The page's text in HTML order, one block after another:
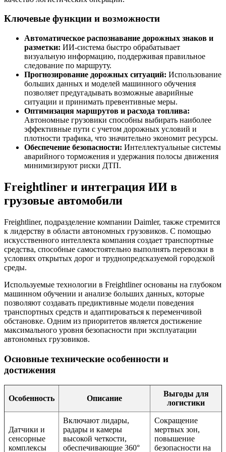
Ключевые функции и возможности
Автоматическое распознавание дорожных знаков и
разметки: ИИ-система быстро обрабатывает
визуальную информацию, поддерживая правильное
следование по маршруту.
Прогнозирование дорожных ситуаций: Использование
больших данных и моделей машинного обучения
позволяет предугадывать возможные аварийные
ситуации и принимать превентивные меры.
Оптимизация маршрутов и расхода топлива:
Автономные грузовики способны выбирать наиболее
эффективные пути с учетом дорожных условий и
плотности трафика, что значительно экономит ресурсы.
Обеспечение безопасности: Интеллектуальные системы
аварийного торможения и удержания полосы движения
минимизируют риски ДТП.
Freightliner и интеграция ИИ в
грузовые автомобили
Freightliner, подразделение компании Daimler, также стремится
к лидерству в области автономных грузовиков. С помощью
искусственного интеллекта компания создает транспортные
средства, способные самостоятельно выполнять перевозки в
условиях открытых дорог и труднопредсказуемой городской
среды.
Используемые технологии в Freightliner основаны на глубоком
машинном обучении и анализе больших данных, которые
позволяют создавать предиктивные модели поведения
транспортных средств и адаптироваться к переменчивой
обстановке. Одним из приоритетов является достижение
максимального уровня безопасности при эксплуатации
автономных грузовиков.
Основные технические особенности и
достижения
Особенность Описание
Выгоды для
логистики
Датчики и
сенсорные
комплексы
Включают лидары,
радары и камеры
высокой четкости,
обеспечивающие 360°
Сокращение
мертвых зон,
повышение
безопасности на